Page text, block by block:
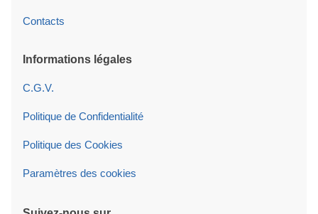
Contacts
Informations légales
C.G.V.
Politique de Confidentialité
Politique des Cookies
Paramètres des cookies